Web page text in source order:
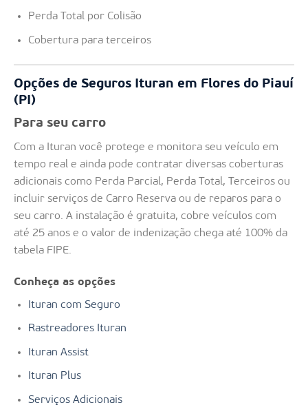
Perda Total por Colisão
Cobertura para terceiros
Opções de Seguros Ituran em Flores do Piauí
(PI)
Para seu carro
Com a Ituran você protege e monitora seu veículo em
tempo real e ainda pode contratar diversas coberturas
adicionais como Perda Parcial, Perda Total, Terceiros ou
incluir serviços de Carro Reserva ou de reparos para o
seu carro. A instalação é gratuita, cobre veículos com
até 25 anos e o valor de indenização chega até 100% da
tabela FIPE.
Conheça as opções
Ituran com Seguro
Rastreadores Ituran
Ituran Assist
Ituran Plus
Serviços Adicionais